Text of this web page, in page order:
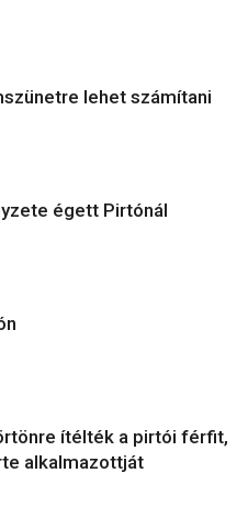
lehet számítani
égett Pirtónál
ítélték a pirtói férfit,
alkalmazottját